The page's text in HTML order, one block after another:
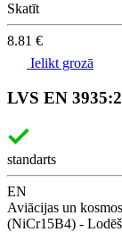
Skatīt
8.81 €
Ielikt grozā
LVS EN
standarts
EN
Aviācijas un
(NiCr15B4) -